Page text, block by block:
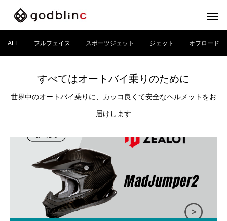
フルフェイス スポー
ALL フルフェイス スポーツジェット ジェット オフロード
すべてはオートバイ乗りのために
世界中のオートバイ乗りに、カッコ良くて安全なヘルメットをお
届けします